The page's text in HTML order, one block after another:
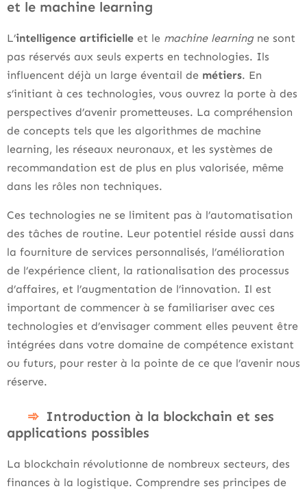
et le machine learning
L’intelligence artificielle et le machine learningne sont
pas réservés aux seuls experts en technologies. Ils
influencent déjà un large éventail de métiers. En
s’initiant à ces technologies, vous ouvrez la porte à des
perspectives d’avenir prometteuses. La compréhension
de concepts tels que les algorithmes de machine
learning, les réseaux neuronaux, et les systèmes de
recommandation est de plus en plus valorisée, même
dans les rôles non techniques.
Ces technologies ne se limitent pas à l’automatisation
des tâches de routine. Leur potentiel réside aussi dans
la fourniture de services personnalisés, l’amélioration
de l’expérience client, la rationalisation des processus
d’affaires, et l’augmentation de l’innovation. Il est
important de commencer à se familiariser avec ces
technologies et d’envisager comment elles peuvent être
intégrées dans votre domaine de compétence existant
ou futurs, pour rester à la pointe de ce que l’avenir nous
réserve.
Introduction à la blockchain et ses
applications possibles
La blockchain révolutionne de nombreux secteurs, des
finances à la logistique. Comprendre ses principes de